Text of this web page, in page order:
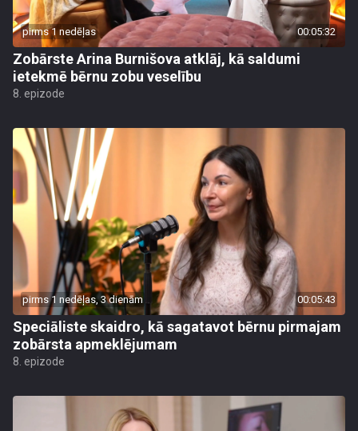
pirms 1 nedēļas 00:05:32
Zobārste Arina Burnišova atklāj, kā saldumi
ietekmē bērnu zobu veselību
8. epizode
pirms 1 nedēļas, 3 dienām 00:05:43
Speciāliste skaidro, kā sagatavot bērnu pirmajam
zobārsta apmeklējumam
8. epizode